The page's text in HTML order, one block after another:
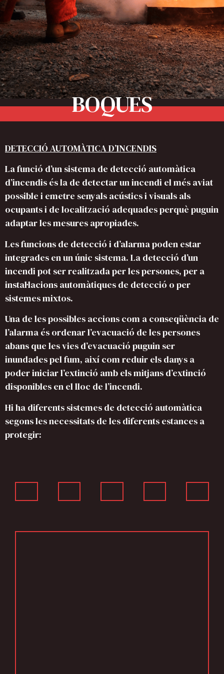
BOQUES
DETECCIÓ AUTOMÀTICA D’INCENDIS
La funció d’un sistema de detecció automàtica
d’incendis és la de detectar un incendi el més aviat
possible i emetre senyals acústics i visuals als
ocupants i de localització adequades perquè puguin
adaptar les mesures apropiades.
Les funcions de detecció i d’alarma poden estar
integrades en un únic sistema. La detecció d’un
incendi pot ser realitzada per les persones, per a
instal·lacions automàtiques de detecció o per
sistemes mixtos.
Una de les possibles accions com a conseqüència de
l’alarma és ordenar l’evacuació de les persones
abans que les vies d’evacuació puguin ser
inundades pel fum, així com reduir els danys a
poder iniciar l’extinció amb els mitjans d’extinció
disponibles en el lloc de l’incendi.
Hi ha diferents sistemes de detecció automàtica
segons les necessitats de les diferents estances a
protegir: